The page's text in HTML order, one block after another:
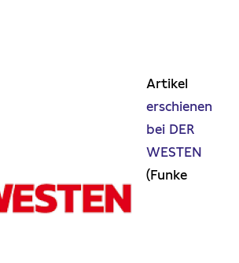
Artikel
erschienen
bei DER
WESTEN
(Funke